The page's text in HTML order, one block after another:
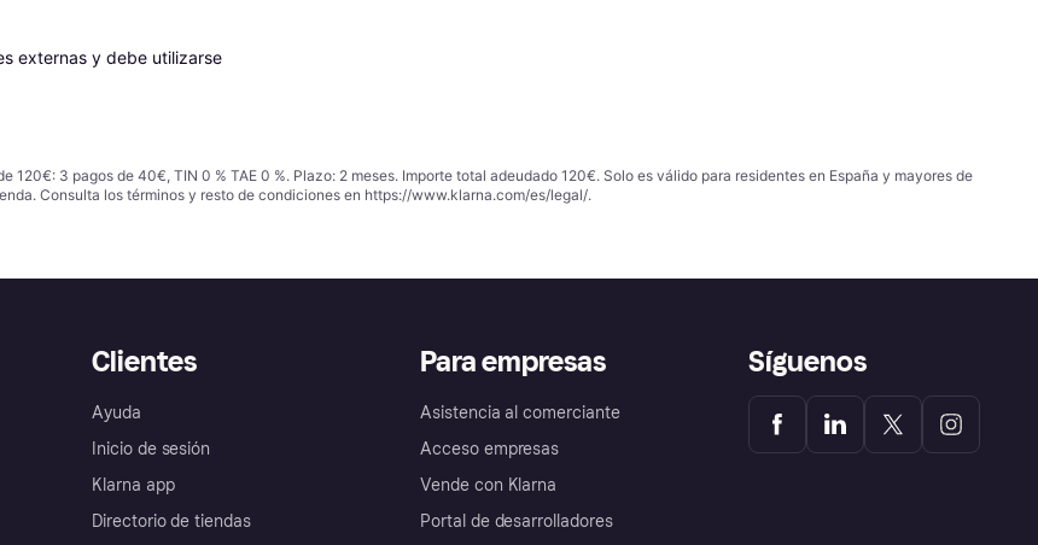
externas y debe utilizarse
120€: 3 pagos de 40€, TIN 0 % TAE 0 %. Plazo: 2 meses. Importe total adeudado 120€. Solo es válido para residentes en España y mayores de
Consulta los términos y resto de condiciones en https://www.klarna.com/es/legal/.
Clientes
Ayuda
Inicio de sesión
Klarna app
Directorio de tiendas
Para empresas
Asistencia al comerciante
Acceso empresas
Vende con Klarna
Portal de desarrolladores
Síguenos